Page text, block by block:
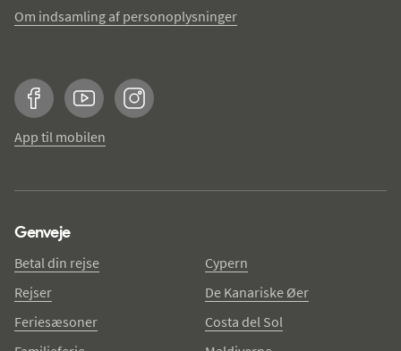
Om indsamling af personoplysninger
FacebookYouTubeInstagram
App til mobilen
Genveje
Betal din rejse
Rejser
Feriesæsoner
Cypern
De Kanariske Øer
Costa del Sol